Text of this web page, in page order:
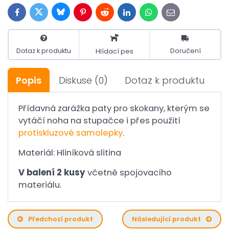
FacebookTwitterBlueskyPinterestRedditLinkedInWhatsApp
E-
mail
Dotaz k produktu Hlídací pes Doručení
Popis Diskuse (0) Dotaz k produktu
Přídavná zarážka paty pro skokany, kterým se
vytáčí noha na stupačce i přes použití
protiskluzové samolepky.
Materiál: Hliníková slitina
V balení 2 kusyvčetně spojovacího
materiálu.
Předchozí produkt Následující produkt